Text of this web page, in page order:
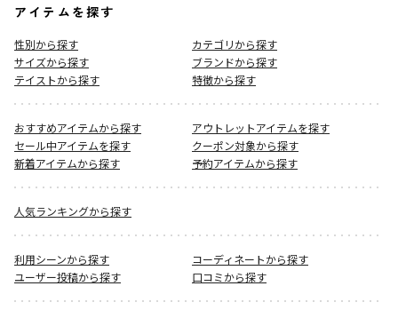
アイテムを探す
性別から探す
カテゴリから探す
サイズから探す
ブランドから探す
テイストから探す
特徴から探す
おすすめアイテムから探す
アウトレットアイテムを探す
セール中アイテムを探す
クーポン対象から探す
新着アイテムから探す
予約アイテムから探す
人気ランキングから探す
利用シーンから探す
コーディネートから探す
ユーザー投稿から探す
口コミから探す